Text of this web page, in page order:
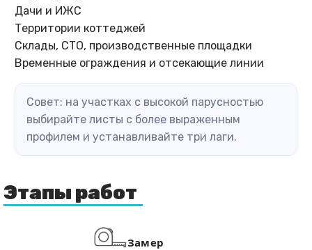
Дачи и ИЖС
Территории коттеджей
Склады, СТО, производственные площадки
Временные ограждения и отсекающие линии
Совет: на участках с высокой парусностью
выбирайте листы с более выраженным
профилем и устанавливайте три лаги.
Этапы работ
Замер